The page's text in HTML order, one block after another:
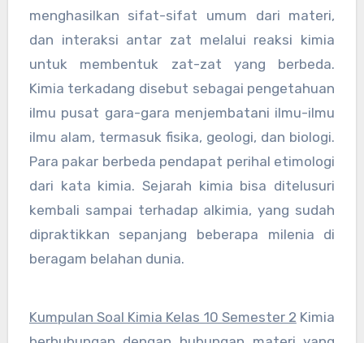
menghasilkan sifat-sifat umum dari materi,
dan interaksi antar zat melalui reaksi kimia
untuk membentuk zat-zat yang berbeda.
Kimia terkadang disebut sebagai pengetahuan
ilmu pusat gara-gara menjembatani ilmu-ilmu
ilmu alam, termasuk fisika, geologi, dan biologi.
Para pakar berbeda pendapat perihal etimologi
dari kata kimia. Sejarah kimia bisa ditelusuri
kembali sampai terhadap alkimia, yang sudah
dipraktikkan sepanjang beberapa milenia di
beragam belahan dunia.
Kumpulan Soal Kimia Kelas 10 Semester 2 Kimia